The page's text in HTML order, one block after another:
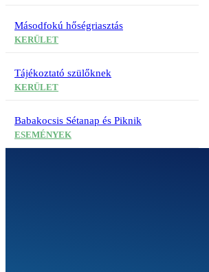
Másodfokú hőségriasztás
KERÜLET
Tájékoztató szülőknek
KERÜLET
Babakocsis Sétanap és Piknik
ESEMÉNYEK